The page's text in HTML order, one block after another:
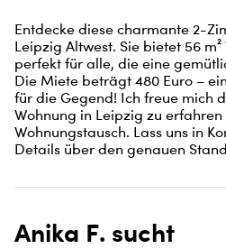
Entdecke diese charmante 2-
Leipzig Altwest. Sie bietet 56
perfekt für alle, die eine
Die Miete beträgt 480 Euro –
für die Gegend! Ich freue mich
Wohnung in Leipzig zu
Wohnungstausch. Lass uns in
Details über den genauen
Anika F. sucht